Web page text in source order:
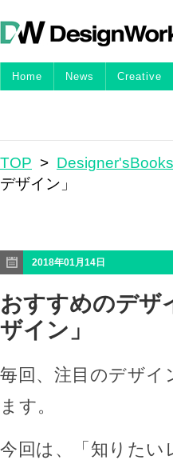
Home News Creative
TOP > Designer'sBooks
デザイン」
2018年01月14日
おすすめのデザ
ザイン」
毎回、注目のデザイ
ます。
今回は、「知りた